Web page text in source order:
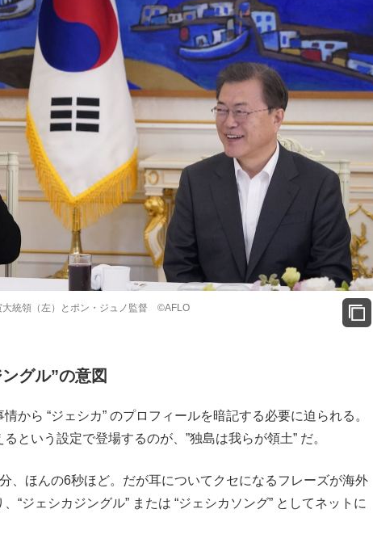
大統領（左）とポン・ジュノ監督 ©AFLO
グル”の意図
から “ジェシカ” のプロフィールを暗記する必要に迫られる。
という設定で登場するのが、”独島は我らが領土” だ。
、ほんの6秒ほど。だが耳についてクセになるフレーズが海外
“ジェシカジングル” または “ジェシカソング” としてネットに